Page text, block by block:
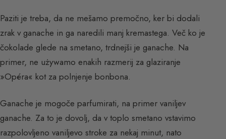
Paziti je treba, da ne mešamo premočno, ker bi dodali
zrak v ganache in ga naredili manj kremastega. Več ko je
čokolade glede na smetano, trdnejši je ganache. Na
primer, ne używamo enakih razmerij za glaziranje
»Opéra« kot za polnjenje bonbona.
Ganache je mogoče parfumirati, na primer vaniljev
ganache. Za to je dovolj, da v toplo smetano vstavimo
razpolovljeno vaniljevo stroke za nekaj minut, nato